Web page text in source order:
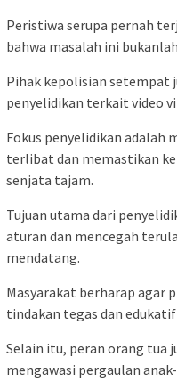
Peristiwa serupa pernah
bahwa masalah ini
Pihak kepolisian setempat
penyelidikan terkait video
Fokus penyelidikan adalah
terlibat dan memastikan
senjata tajam.
Tujuan utama dari
aturan dan mencegah
mendatang.
Masyarakat berharap agar
tindakan tegas dan
Selain itu, peran orang tua
mengawasi pergaulan